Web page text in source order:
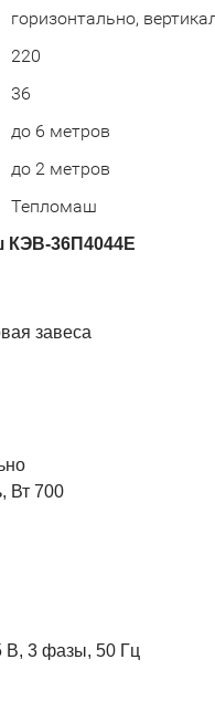
горизонтально,
220
36
до 6 метров
до 2 метров
Тепломаш
КЭВ-36П4044Е
завеса
Вт 700
В, 3 фазы, 50 Гц